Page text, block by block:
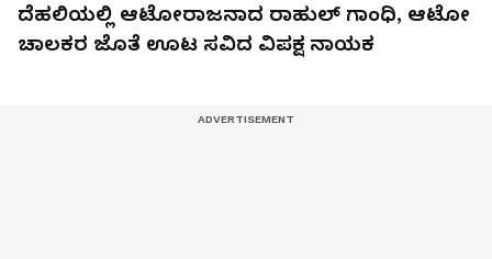
ದೆಹಲಿಯಲ್ಲಿ ಆಟೋರಾಜನಾದ ರಾಹುಲ್‌ ಗಾಂಧಿ, ಆಟೋ
ಚಾಲಕರ ಜೊತೆ ಊಟ ಸವಿದ ವಿಪಕ್ಷ ನಾಯಕ